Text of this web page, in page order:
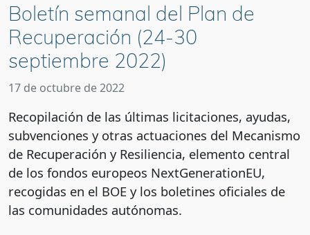
Boletín semanal del Plan de
Recuperación (24-30
septiembre 2022)
17 de octubre de 2022
Recopilación de las últimas licitaciones, ayudas,
subvenciones y otras actuaciones del Mecanismo
de Recuperación y Resiliencia, elemento central
de los fondos europeos NextGenerationEU,
recogidas en el BOE y los boletines oficiales de
las comunidades autónomas.